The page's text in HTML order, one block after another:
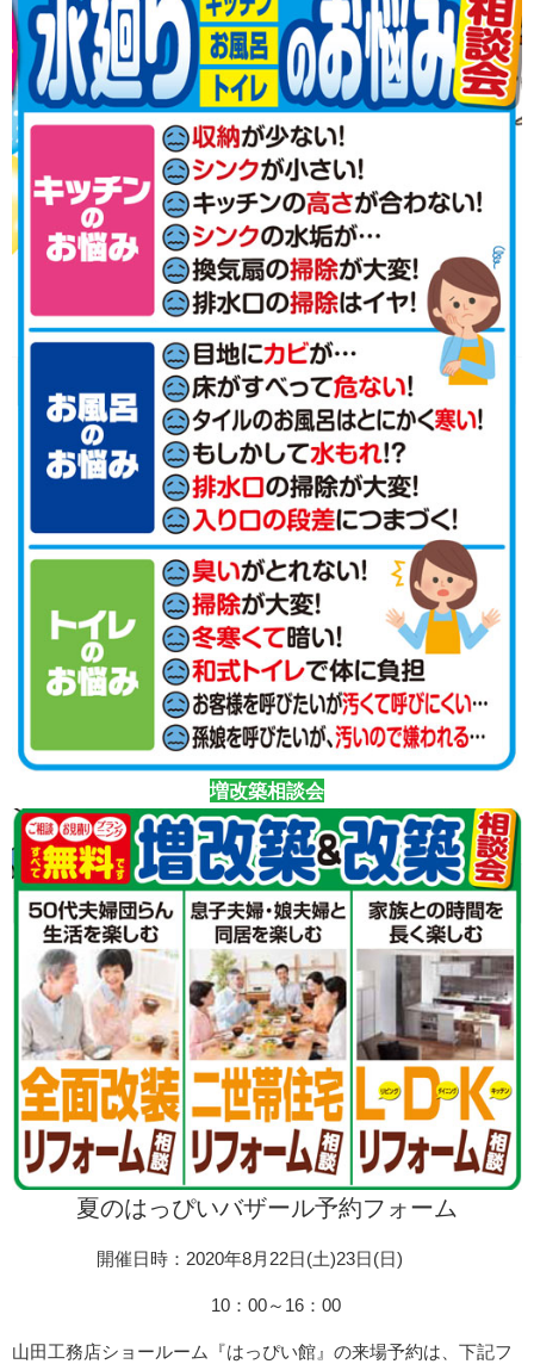
増改築相談会
夏のはっぴいバザール予約フォーム
開催日時：2020年8月22日(土)23日(日)
10：00～16：00
山田工務店ショールーム『はっぴい館』の来場予約は、下記フ